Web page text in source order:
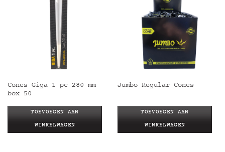
Cones Giga 1 pc 280 mm
box 50
TOEVOEGEN AAN
WINKELWAGEN
Jumbo Regular Cones
TOEVOEGEN AAN
WINKELWAGEN